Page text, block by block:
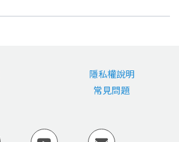
隱私權說明
常見問題